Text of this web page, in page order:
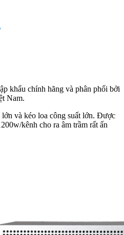
khẩu chính hãng và phân phối bởi
Nam.
và kéo loa công suất lớn. Được
kênh cho ra âm trầm rất ấn